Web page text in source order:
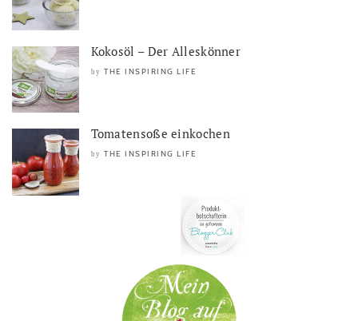
Kokosöl – Der Alleskönner
by THE INSPIRING LIFE
Tomatensoße einkochen
by THE INSPIRING LIFE